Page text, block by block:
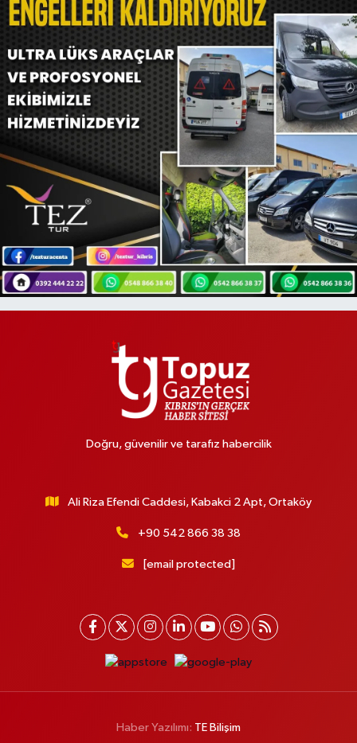
Doğru, güvenilir ve tarafız habercilik
Ali Riza Efendi Caddesi, Kabakci 2 Apt, Ortaköy
+90 542 866 38 38
[email protected]
Haber Yazılımı: TE Bilişim